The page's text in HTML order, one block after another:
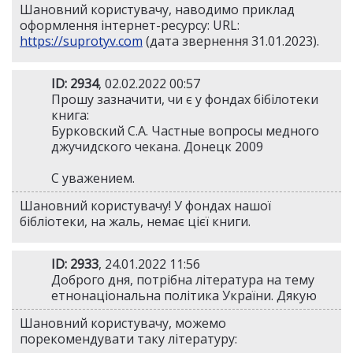
Шановний користувачу, наводимо приклад
оформлення інтернет-ресурсу: URL:
https://suprotyv.com (дата звернення 31.01.2023).
ID: 2934, 02.02.2022 00:57
Прошу зазначити, чи є у фондах бібілотеки
книга:
Бурковский С.А. Частные вопросы медного
джучидского чекана. Донецк 2009
С уважением.
Шановний користувачу! У фондах нашої
бібліотеки, на жаль, немає цієї книги.
ID: 2933, 24.01.2022 11:56
Доброго дня, потрібна література на тему
етнонаціональна політика України. Дякую
Шановний користувачу, можемо
порекомендувати таку літературу: